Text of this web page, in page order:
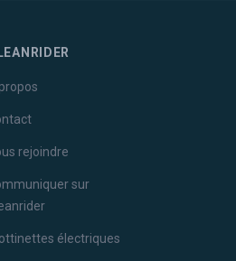
rejoindre
sur
électriques